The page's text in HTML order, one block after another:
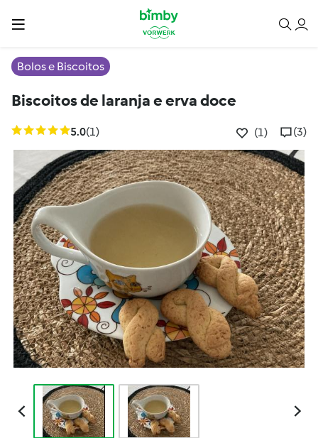
Bolos e Biscoitos
Biscoitos de laranja e erva doce
5.0(1) (1) (3)